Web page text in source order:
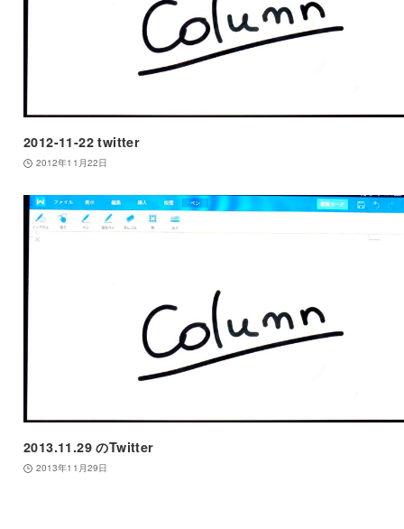
2012-11-22 twitter
2012年11月22日
2013.11.29 のTwitter
2013年11月29日